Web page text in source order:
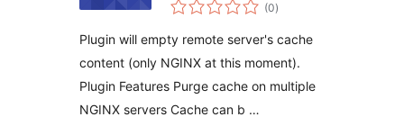
(0रेटिङ्गहरू
)
Plugin will empty remote server's cache
content (only NGINX at this moment).
Plugin Features Purge cache on multiple
NGINX servers Cache can b …